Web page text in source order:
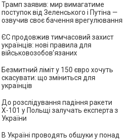
Трамп заявив: мир вимагатиме
поступок від Зеленського і Путіна —
озвучив своє бачення врегулювання
ЄС продовжив тимчасовий захист
українців: нові правила для
військовозобов’язаних
Безмитний ліміт у 150 євро хочуть
скасувати: що зміниться для
українців
До розслідування падіння ракети
Х-101 у Польщі залучать експерта з
України
В Україні проводять обшуки у понад